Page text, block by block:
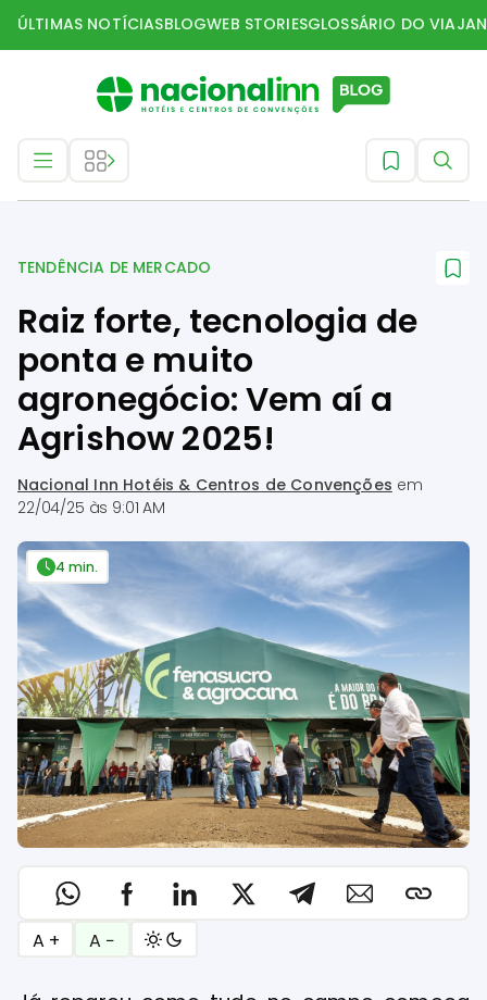
ÚLTIMAS NOTÍCIASBLOGWEB STORIESGLOSSÁRIO DO
Tendência de mercado
TENDÊNCIA DE MERCADO
Raiz forte, tecnologia de
ponta e muito
agronegócio: Vem aí a
Agrishow 2025!
Nacional Inn Hotéis & Centros de Convenções em
22/04/25 às 9:01 AM
4 min.
A + A −